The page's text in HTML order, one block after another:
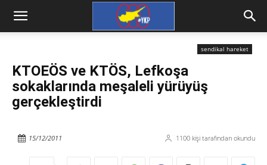
sendikal hareket
KTOEÖS ve KTÖS, Lefkoşa
sokaklarında meşaleli yürüyüş
gerçekleştirdi
1100 kişi tarafından okundu
15/12/2011